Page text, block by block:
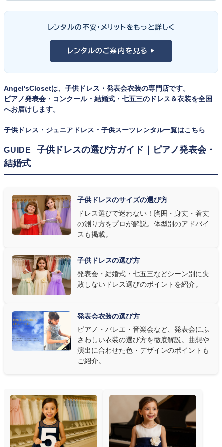
① サイズは"ジャストフィット"を選ぶ
舞台上で最も美しく見えるのは、お子様の体にきちんと合ったサ
イズのドレス・スーツです。「大きめを買って長く着せたい」という
何よりお子様を輝かせます。レンタルなら、その時のジャストサイ
ズを遠慮なく選べるのが最大のメリット。胸囲・身丈の正しい測り
② 舞台で映える色・楽器に合うデザインを選ぶ
発表会の舞台は照明が強く、客席からは意外と色味が飛んで見え
ます。ネイビー・ブラック・深みのあるジュエルカラーはホールの照
す。またピアノ演奏なら落ち着いたシックなトーン、バイオリンやソ
ロ演奏なら華やかで視線を集めるデザイン、合唱やアンサンブル
なら衣装同士が調和するクラシカルな色合い、と演目に合わせた
③ 演奏の動きを妨げない設計か確認する
発表会ドレス選びで見落とされがちなのが"動きやすさ"です。ピ
アノならペダル操作を妨げない丈感、バイオリンなら弓を動かす
右腕のゆとり、管楽器なら胸元の締め付けがないこと——演奏の
質は衣装で変わります。Angel's Closetのレンタル衣装は、元ピ
アノ教師の店長が発表会・コンクールでのご使用を前提に厳選し
た商品
を多数ご用意しています。
向け、スリーピーススーツやベストスタイルは合唱・アンサンブル向
けと、シーンで使い分けるのがおすすめです。詳しくは
ツ・タキシード一覧
レンタルの不安・メリットをもっと詳しく
レンタルのご案内を見る ▶
Angel'sClosetは、子供ドレス・発表会衣装の専門店です。
ピアノ発表会・コンクール・結婚式・七五三のドレス＆衣装を全国
へお届けします。
子供ドレス・ジュニアドレス・子供スーツレンタル一覧はこちら
GUIDE
子供ドレスの選び方ガイド｜ピアノ発表会・
結婚式
子供ドレスのサイズの選び方
ドレス選びで迷わない！胸囲・身丈・着丈
の測り方をプロが解説。体型別のアドバイ
スも掲載。
子供ドレスの選び方
発表会・結婚式・七五三などシーン別に失
敗しないドレス選びのポイントを紹介。
発表会衣装の選び方
ピアノ・バレエ・音楽会など、発表会にふ
さわしい衣装の選び方を徹底解説。曲想や
演出に合わせた色・デザインのポイントも
ご紹介。